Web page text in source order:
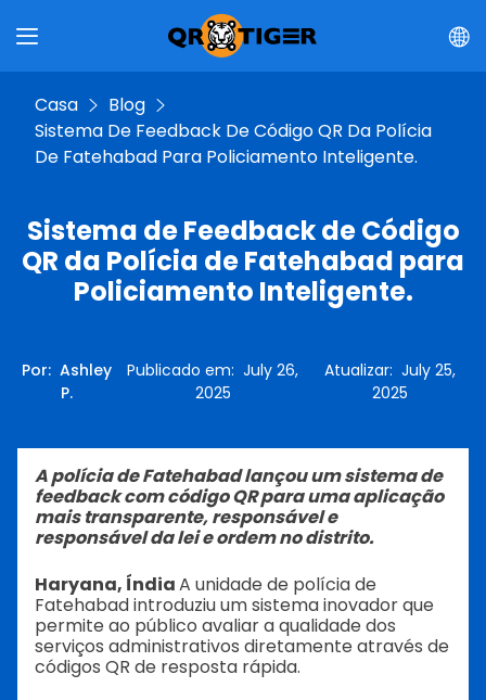
Casa
Blog
Sistema De Feedback De Código QR Da Polícia
De Fatehabad Para Policiamento Inteligente.
Sistema de Feedback de Código
QR da Polícia de Fatehabad para
Policiamento Inteligente.
Por: Ashley
P.
Publicado em:July 26,
2025
Atualizar: July 25,
2025
A polícia de Fatehabad lançou um sistema de
feedback com código QR para uma aplicação
mais transparente, responsável e
responsável da lei e ordem no distrito.
Haryana, ÍndiaA unidade de polícia de
Fatehabad introduziu um sistema inovador que
permite ao público avaliar a qualidade dos
serviços administrativos diretamente através de
códigos QR de resposta rápida.